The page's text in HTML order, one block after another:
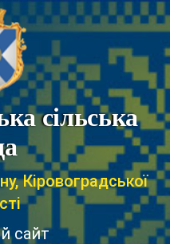
сільська
Кіровоградської
сайт